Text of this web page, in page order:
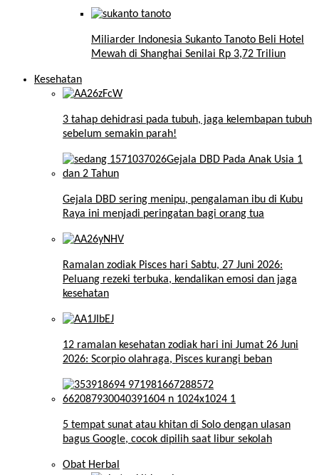
Miliarder Indonesia Sukanto Tanoto Beli Hotel
Mewah di Shanghai Senilai Rp 3,72 Triliun
Kesehatan
3 tahap dehidrasi pada tubuh, jaga kelembapan tubuh
sebelum semakin parah!
Gejala DBD sering menipu, pengalaman ibu di Kubu
Raya ini menjadi peringatan bagi orang tua
Ramalan zodiak Pisces hari Sabtu, 27 Juni 2026:
Peluang rezeki terbuka, kendalikan emosi dan jaga
kesehatan
12 ramalan kesehatan zodiak hari ini Jumat 26 Juni
2026: Scorpio olahraga, Pisces kurangi beban
5 tempat sunat atau khitan di Solo dengan ulasan
bagus Google, cocok dipilih saat libur sekolah
Obat Herbal